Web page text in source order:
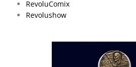
RevoluComix
Revolushow